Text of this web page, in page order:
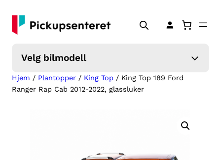
innhold
Velg bilmodell
Hjem / Plantopper / King Top / King Top 189 Ford
Ranger Rap Cab 2012-2022, glassluker